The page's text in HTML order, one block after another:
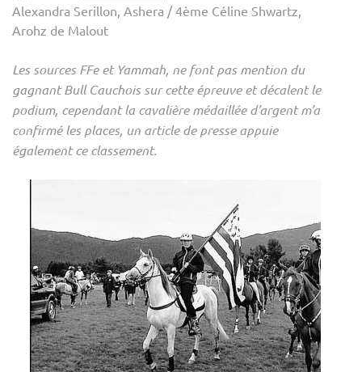
Alexandra Serillon, Ashera / 4ème Céline Shwartz,
Arohz de Malout
Les sources FFe et Yammah, ne font pas mention du
gagnant Bull Cauchois sur cette épreuve et décalent le
podium, cependant la cavalière médaillée d’argent m’a
confirmé les places, un article de presse appuie
également ce classement.